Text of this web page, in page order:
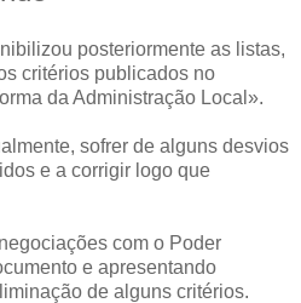
posteriormente as listas,
critérios publicados no
da Administração Local».
sofrer de alguns desvios
e a corrigir logo que
com o Poder
e apresentando
de alguns critérios.